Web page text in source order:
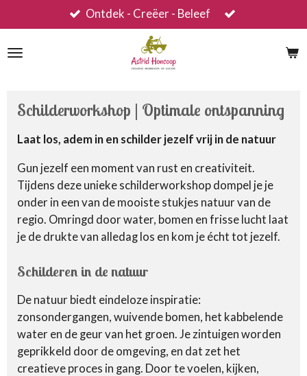
direct
naar
Ontdek - Creëer - Beleef
Schilderworkshop | Optimale ontspanning
Laat los, adem in en schilder jezelf vrij in de natuur
Gun jezelf een moment van rust en creativiteit.
Tijdens deze unieke schilderworkshop dompel je je
onder in een van de mooiste stukjes natuur van de
regio. Omringd door water, bomen en frisse lucht laat
je de drukte van alledag los en kom je écht tot jezelf.
Schilderen in de natuur
De natuur biedt eindeloze inspiratie:
zonsondergangen, wuivende bomen, het kabbelende
water en de geur van het groen. Je zintuigen worden
geprikkeld door de omgeving, en dat zet het
creatieve proces in gang. Door te voelen, kijken,